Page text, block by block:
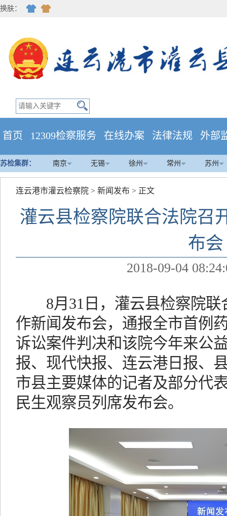
换肤：
首页 12309检察服务 在线办案 法律法规 外部
苏检集群： 南京 无锡 徐州 常州 苏州
连云港市灌云检察院 > 新闻发布 > 正文
灌云县检察院联合法院召
布会
2018-09-04
8月31日，灌云县检察院联
作新闻发布会，通报全市首例
诉讼案件判决和该院今年来公
报、现代快报、连云港日报、
市县主要媒体的记者及部分代
民生观察员列席发布会。